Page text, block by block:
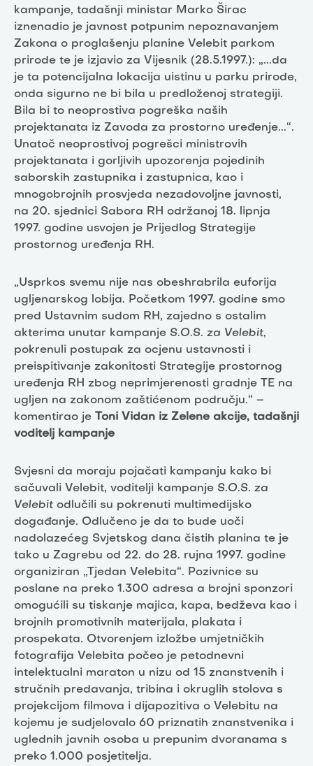
kampanje, tadašnji ministar Marko Širac
iznenadio je javnost potpunim nepoznavanjem
Zakona o proglašenju planine Velebit parkom
prirode te je izjavio za Vijesnik (28.5.1997.): „...da
je ta potencijalna lokacija uistinu u parku prirode,
onda sigurno ne bi bila u predloženoj strategiji.
Bila bi to neoprostiva pogreška naših
projektanata iz Zavoda za prostorno uređenje...“.
Unatoč neoprostivoj pogrešci ministrovih
projektanata i gorljivih upozorenja pojedinih
saborskih zastupnika i zastupnica, kao i
mnogobrojnih prosvjeda nezadovoljne javnosti,
na 20. sjednici Sabora RH održanoj 18. lipnja
1997. godine usvojen je Prijedlog Strategije
prostornog uređenja RH.
„Usprkos svemu nije nas obeshrabrila euforija
ugljenarskog lobija. Početkom 1997. godine smo
pred Ustavnim sudom RH, zajedno s ostalim
akterima unutar kampanje S.O.S. za Velebit,
pokrenuli postupak za ocjenu ustavnosti i
preispitivanje zakonitosti Strategije prostornog
uređenja RH zbog neprimjerenosti gradnje TE na
ugljen na zakonom zaštićenom području.“ –
komentirao je Toni Vidan iz Zelene akcije, tadašnji
voditelj kampanje
Svjesni da moraju pojačati kampanju kako bi
sačuvali Velebit, voditelji kampanje S.O.S. za
Velebit odlučili su pokrenuti multimedijsko
događanje. Odlučeno je da to bude uoči
nadolazećeg Svjetskog dana čistih planina te je
tako u Zagrebu od 22. do 28. rujna 1997. godine
organiziran „Tjedan Velebita“. Pozivnice su
poslane na preko 1.300 adresa a brojni sponzori
omogućili su tiskanje majica, kapa, bedževa kao i
brojnih promotivnih materijala, plakata i
prospekata. Otvorenjem izložbe umjetničkih
fotografija Velebita počeo je petodnevni
intelektualni maraton u nizu od 15 znanstvenih i
stručnih predavanja, tribina i okruglih stolova s
projekcijom filmova i dijapozitiva o Velebitu na
kojemu je sudjelovalo 60 priznatih znanstvenika i
uglednih javnih osoba u prepunim dvoranama s
preko 1.000 posjetitelja.